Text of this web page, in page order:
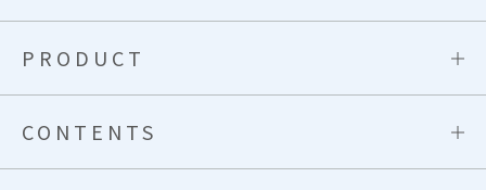
PRODUCT
CONTENTS